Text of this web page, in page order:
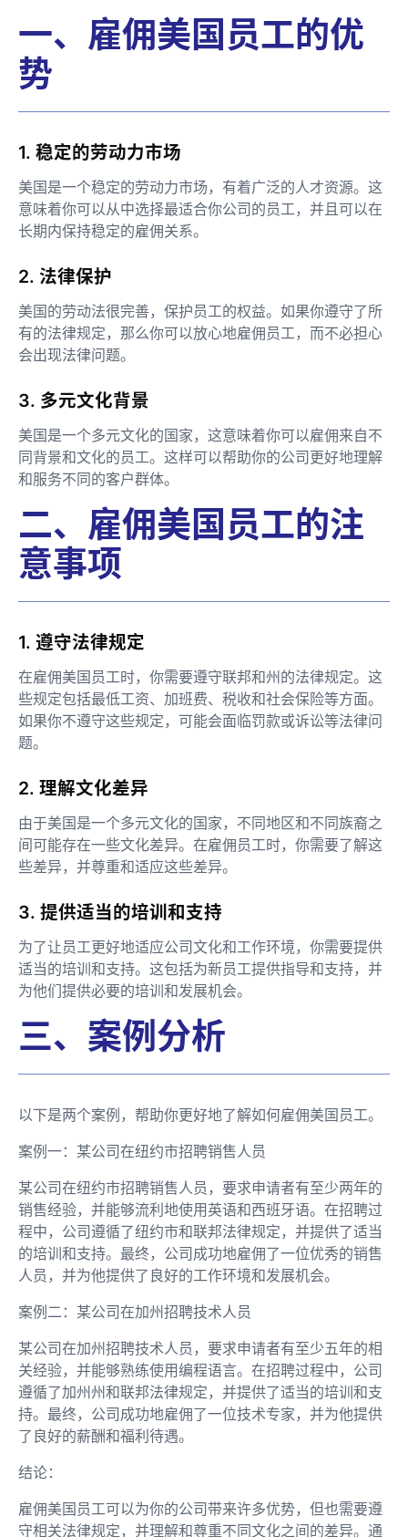
一、雇佣美国员工的优
势
1. 稳定的劳动力市场
美国是一个稳定的劳动力市场，有着广泛的人才资源。这
意味着你可以从中选择最适合你公司的员工，并且可以在
长期内保持稳定的雇佣关系。
2. 法律保护
美国的劳动法很完善，保护员工的权益。如果你遵守了所
有的法律规定，那么你可以放心地雇佣员工，而不必担心
会出现法律问题。
3. 多元文化背景
美国是一个多元文化的国家，这意味着你可以雇佣来自不
同背景和文化的员工。这样可以帮助你的公司更好地理解
和服务不同的客户群体。
二、雇佣美国员工的注
意事项
1. 遵守法律规定
在雇佣美国员工时，你需要遵守联邦和州的法律规定。这
些规定包括最低工资、加班费、税收和社会保险等方面。
如果你不遵守这些规定，可能会面临罚款或诉讼等法律问
题。
2. 理解文化差异
由于美国是一个多元文化的国家，不同地区和不同族裔之
间可能存在一些文化差异。在雇佣员工时，你需要了解这
些差异，并尊重和适应这些差异。
3. 提供适当的培训和支持
为了让员工更好地适应公司文化和工作环境，你需要提供
适当的培训和支持。这包括为新员工提供指导和支持，并
为他们提供必要的培训和发展机会。
三、案例分析
以下是两个案例，帮助你更好地了解如何雇佣美国员工。
案例一：某公司在纽约市招聘销售人员
某公司在纽约市招聘销售人员，要求申请者有至少两年的
销售经验，并能够流利地使用英语和西班牙语。在招聘过
程中，公司遵循了纽约市和联邦法律规定，并提供了适当
的培训和支持。最终，公司成功地雇佣了一位优秀的销售
人员，并为他提供了良好的工作环境和发展机会。
案例二：某公司在加州招聘技术人员
某公司在加州招聘技术人员，要求申请者有至少五年的相
关经验，并能够熟练使用编程语言。在招聘过程中，公司
遵循了加州州和联邦法律规定，并提供了适当的培训和支
持。最终，公司成功地雇佣了一位技术专家，并为他提供
了良好的薪酬和福利待遇。
结论：
雇佣美国员工可以为你的公司带来许多优势，但也需要遵
守相关法律规定，并理解和尊重不同文化之间的差异。通